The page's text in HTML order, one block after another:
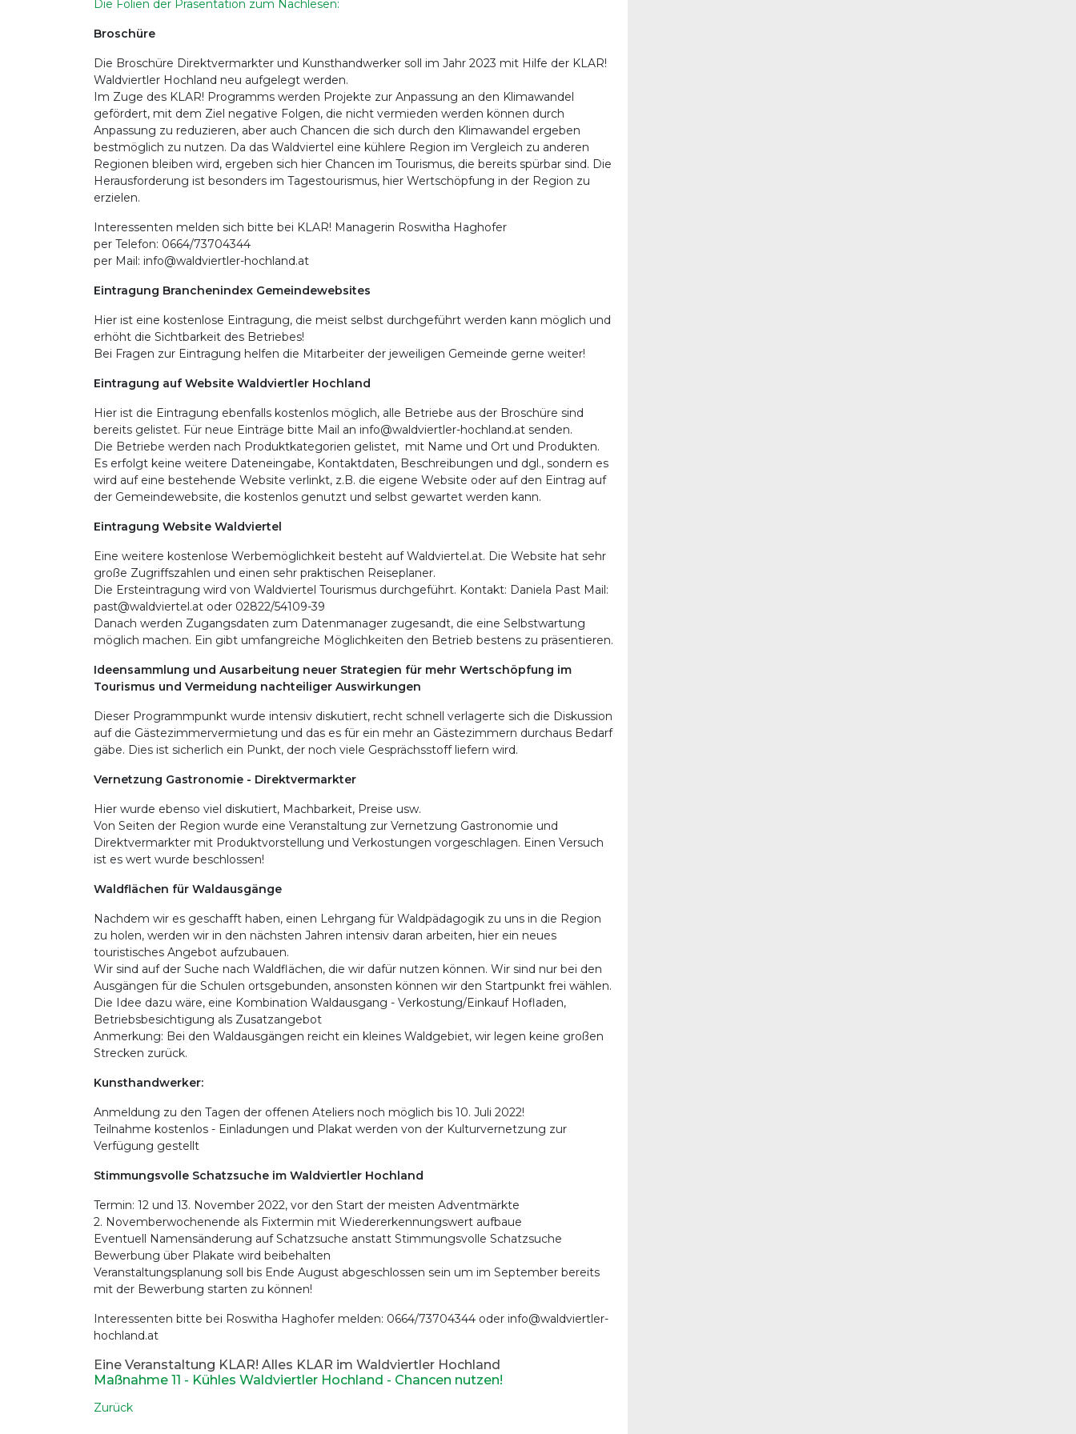
Die Folien der Präsentation zum Nachlesen:
Broschüre
Die Broschüre Direktvermarkter und Kunsthandwerker soll im Jahr 2023 mit Hilfe der KLAR!
Waldviertler Hochland neu aufgelegt werden.
Im Zuge des KLAR! Programms werden Projekte zur Anpassung an den Klimawandel
gefördert, mit dem Ziel negative Folgen, die nicht vermieden werden können durch
Anpassung zu reduzieren, aber auch Chancen die sich durch den Klimawandel ergeben
bestmöglich zu nutzen. Da das Waldviertel eine kühlere Region im Vergleich zu anderen
Regionen bleiben wird, ergeben sich hier Chancen im Tourismus, die bereits spürbar sind. Die
Herausforderung ist besonders im Tagestourismus, hier Wertschöpfung in der Region zu
erzielen.
Interessenten melden sich bitte bei KLAR! Managerin Roswitha Haghofer
per Telefon: 0664/73704344
per Mail: info@waldviertler-hochland.at
Eintragung Branchenindex Gemeindewebsites
Hier ist eine kostenlose Eintragung, die meist selbst durchgeführt werden kann möglich und
erhöht die Sichtbarkeit des Betriebes!
Bei Fragen zur Eintragung helfen die Mitarbeiter der jeweiligen Gemeinde gerne weiter!
Eintragung auf Website Waldviertler Hochland
Hier ist die Eintragung ebenfalls kostenlos möglich, alle Betriebe aus der Broschüre sind
bereits gelistet. Für neue Einträge bitte Mail an info@waldviertler-hochland.at senden.
Die Betriebe werden nach Produktkategorien gelistet, mit Name und Ort und Produkten.
Es erfolgt keine weitere Dateneingabe, Kontaktdaten, Beschreibungen und dgl., sondern es
wird auf eine bestehende Website verlinkt, z.B. die eigene Website oder auf den Eintrag auf
der Gemeindewebsite, die kostenlos genutzt und selbst gewartet werden kann.
Eintragung Website Waldviertel
Eine weitere kostenlose Werbemöglichkeit besteht auf Waldviertel.at. Die Website hat sehr
große Zugriffszahlen und einen sehr praktischen Reiseplaner.
Die Ersteintragung wird von Waldviertel Tourismus durchgeführt. Kontakt: Daniela Past Mail:
past@waldviertel.at oder 02822/54109-39
Danach werden Zugangsdaten zum Datenmanager zugesandt, die eine Selbstwartung
möglich machen. Ein gibt umfangreiche Möglichkeiten den Betrieb bestens zu präsentieren.
Ideensammlung und Ausarbeitung neuer Strategien für mehr Wertschöpfung im
Tourismus und Vermeidung nachteiliger Auswirkungen
Dieser Programmpunkt wurde intensiv diskutiert, recht schnell verlagerte sich die Diskussion
auf die Gästezimmervermietung und das es für ein mehr an Gästezimmern durchaus Bedarf
gäbe. Dies ist sicherlich ein Punkt, der noch viele Gesprächsstoff liefern wird.
Vernetzung Gastronomie - Direktvermarkter
Hier wurde ebenso viel diskutiert, Machbarkeit, Preise usw.
Von Seiten der Region wurde eine Veranstaltung zur Vernetzung Gastronomie und
Direktvermarkter mit Produktvorstellung und Verkostungen vorgeschlagen. Einen Versuch
ist es wert wurde beschlossen!
Waldflächen für Waldausgänge
Nachdem wir es geschafft haben, einen Lehrgang für Waldpädagogik zu uns in die Region
zu holen, werden wir in den nächsten Jahren intensiv daran arbeiten, hier ein neues
touristisches Angebot aufzubauen.
Wir sind auf der Suche nach Waldflächen, die wir dafür nutzen können. Wir sind nur bei den
Ausgängen für die Schulen ortsgebunden, ansonsten können wir den Startpunkt frei wählen.
Die Idee dazu wäre, eine Kombination Waldausgang - Verkostung/Einkauf Hofladen,
Betriebsbesichtigung als Zusatzangebot
Anmerkung: Bei den Waldausgängen reicht ein kleines Waldgebiet, wir legen keine großen
Strecken zurück.
Kunsthandwerker:
Anmeldung zu den Tagen der offenen Ateliers noch möglich bis 10. Juli 2022!
Teilnahme kostenlos - Einladungen und Plakat werden von der Kulturvernetzung zur
Verfügung gestellt
Stimmungsvolle Schatzsuche im Waldviertler Hochland
Termin: 12 und 13. November 2022, vor den Start der meisten Adventmärkte
2. Novemberwochenende als Fixtermin mit Wiedererkennungswert aufbaue
Eventuell Namensänderung auf Schatzsuche anstatt Stimmungsvolle Schatzsuche
Bewerbung über Plakate wird beibehalten
Veranstaltungsplanung soll bis Ende August abgeschlossen sein um im September bereits
mit der Bewerbung starten zu können!
Interessenten bitte bei Roswitha Haghofer melden: 0664/73704344 oder info@waldviertler-
hochland.at
Eine Veranstaltung KLAR! Alles KLAR im Waldviertler Hochland
Maßnahme 11 - Kühles Waldviertler Hochland - Chancen nutzen!
Zurück